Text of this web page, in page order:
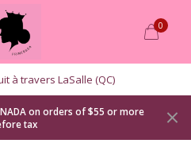
0
à travers LaSalle (QC)
on orders of $55 or more
tax